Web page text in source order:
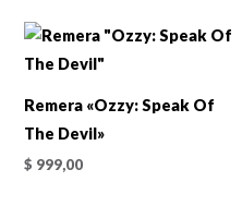
Remera «Ozzy: Speak Of
The Devil»
$ 999,00